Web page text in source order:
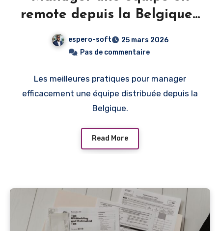
remote depuis la Belgique :
outils et méthodes
espero-soft
25 mars 2026
Pas de commentaire
Les meilleures pratiques pour manager
efficacement une équipe distribuée depuis la
Belgique.
Read More